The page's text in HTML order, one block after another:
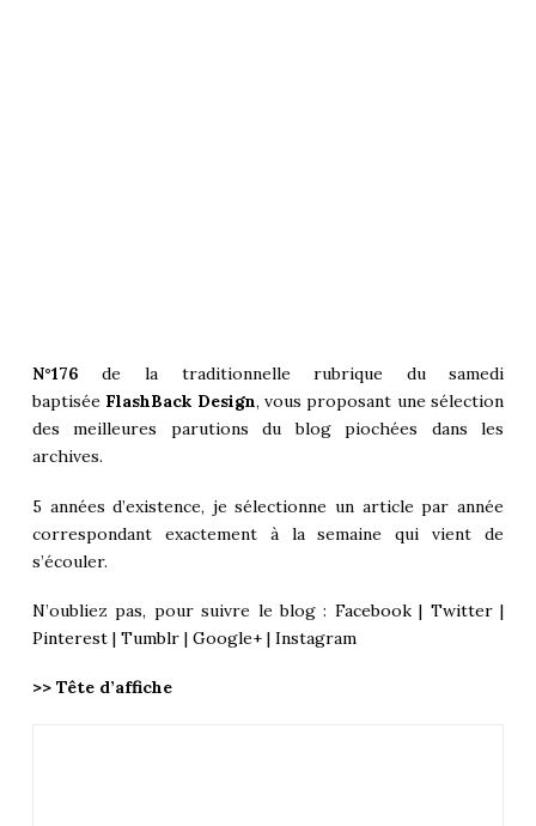
N°176de la traditionnelle rubrique du samedi
baptisée FlashBack Design, vous proposant une sélection
des meilleures parutions du blog piochées dans les
archives.
5 années d’existence, je sélectionne un article par année
correspondant exactement à la semaine qui vient de
s’écouler.
N’oubliez pas, pour suivre le blog : Facebook| Twitter|
Pinterest| Tumblr| Google+| Instagram
>> Tête d’affiche